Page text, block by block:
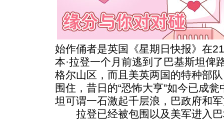
始作俑者是英国《星期日快报》在
本·拉登一个月前逃到了巴基斯坦俾
格尔山区，而且美英两国的特种部
围住，昔日的“恐怖大亨”如今已成
坦可谓一石激起千层浪，巴政府和
拉登已经被包围以及美军进入巴